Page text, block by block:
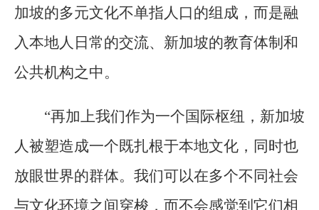
加坡的多元文化不单指人口的组成，而是融
入本地人日常的交流、新加坡的教育体制和
公共机构之中。
“再加上我们作为一个国际枢纽，新加坡
人被塑造成一个既扎根于本地文化，同时也
放眼世界的群体。我们可以在多个不同社会
与文化环境之间穿梭，而不会感觉到它们相